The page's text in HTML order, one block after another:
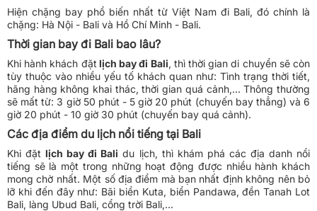
Hiện chặng bay phổ biến nhất từ Việt Nam đi Bali, đó chính là
chặng: Hà Nội - Bali và Hồ Chí Minh - Bali.
Thời gian bay đi Bali bao lâu?
Khi hành khách đặt lịch bay đi Bali, thì thời gian di chuyển sẽ còn
tùy thuộc vào nhiều yếu tố khách quan như: Tình trạng thời tiết,
hãng hàng không khai thác, thời gian quá cảnh,... Thông thường
sẽ mất từ: 3 giờ 50 phút - 5 giờ 20 phút (chuyến bay thẳng) và 6
giờ 20 phút - 10 giờ 30 phút (chuyến bay quá cảnh).
Các địa điểm du lịch nổi tiếng tại Bali
Khi đặtlịch bay đi Bali du lịch, thì khám phá các địa danh nổi
tiếng sẽ là một trong những hoạt động được nhiều hành khách
mong chờ nhất. Một số địa điểm mà bạn nhất định không nên bỏ
lỡ khi đến đây như: Bãi biển Kuta, biển Pandawa, đền Tanah Lot
Bali, làng Ubud Bali, cổng trời Bali,...